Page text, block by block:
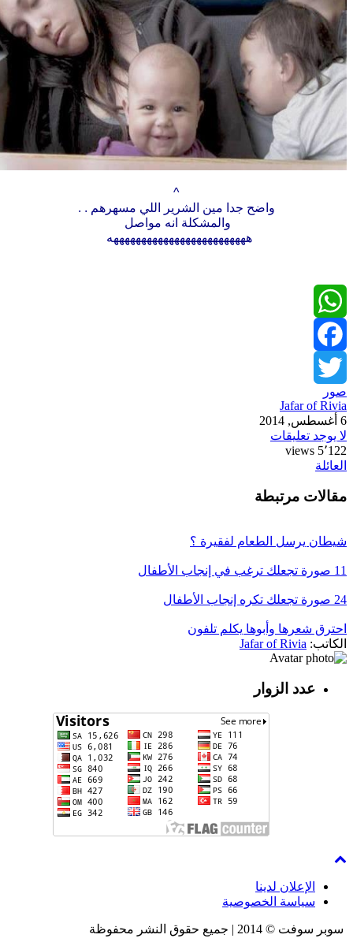
^
واضح جدا مين الشرير اللي مسهرهم . .
والمشكلة انه مواصل
هههههههههههههههههههههههههه
WhatsApp
Facebook
Twitter
صور
Jafar of Rivia
6 أغسطس, 2014
لا يوجد تعليقات
5٬122 views
العائلة
مقالات مرتبطة
شيطان يرسل الطعام لفقيرة ؟
11 صورة تجعلك ترغب في إنجاب الأطفال
24 صورة تجعلك تكره إنجاب الأطفال
احترق شعرها وأبوها يكلم تلفون
الكاتب: Jafar of Rivia
عدد الزوار
الإعلان لدينا
سياسة الخصوصية
سوبر سوفت © 2014 | جميع حقوق النشر محفوظة